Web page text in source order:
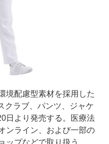
境配慮型素材を採用した
クラブ、パンツ、ジャケ
日より発売する。医療法
ンライン、および一部の
ップなどで取り扱う。